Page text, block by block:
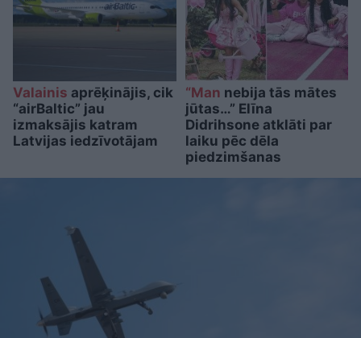
Valainis aprēķinājis, cik
“airBaltic” jau
izmaksājis katram
Latvijas iedzīvotājam
“Man nebija tās mātes
jūtas…” Elīna
Didrihsone atklāti par
laiku pēc dēla
piedzimšanas